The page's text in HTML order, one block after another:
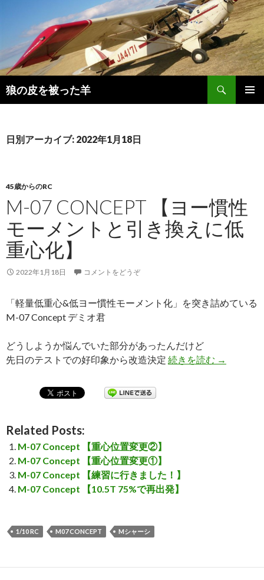
狼の皮を被った羊
検
索
ン
動
日別アーカイブ: 2022年1月18日
45歳からのRC
M-07 CONCEPT 【ヨー慣性
モーメントと引き換えに低
重心化】
2022年1月18日 コメントをどうぞ
「軽量低重心&低ヨー慣性モーメント化」を突き詰めている
M-07 Concept デミオ君
どうしようか悩んでいた部分があったんだけど
先日のテストでの好印象から改造決定 続きを読む M-07
→
Related Posts:
M-07 Concept 【重心位置変更②】
M-07 Concept 【重心位置変更①】
M-07 Concept 【練習に行きました！】
M-07 Concept 【10.5T 75%で再出発】
1/10 RC M07 CONCEPT Mシャーシ